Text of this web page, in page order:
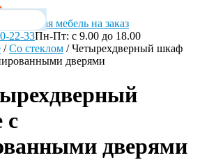
Корпусная мебель на заказ
22-33Пн-Пт: с 9.00 до 18.00
/Со стеклом /Четырехдверный шкаф
дверями
с
дверями